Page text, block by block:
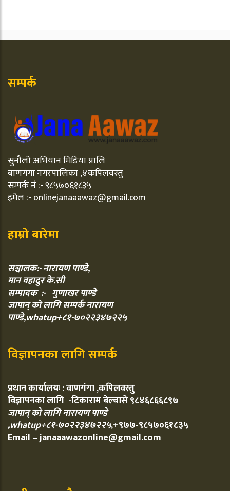
सम्पर्क
सुनौलो अभियान मिडिया प्रालि
बाणगंगा नगरपालिका ,४कपिलवस्तु
सम्पर्क नं :- ९८५७०६१८३५
इमेल :- onlinejanaaawaz@gmail.com
हाम्रो बारेमा
सञ्चालक:- नारायण पाण्डे,
मान वहादुर के.सी
सम्पादक :- गुणाखर पाण्डे
जापान् को लागि सम्पर्क नारायण
पाण्डे,whatup+८१-७०२२३४७२२५
विज्ञापनका लागि सम्पर्क
प्रधान कार्यालयः : वाणगंगा ,कपिलवस्तु
विज्ञापनका लागि -टिकाराम बेल्बासे ९८४६८६६८९७
जापान् को लागि नारायण पाण्डे
,whatup+८१-७०२२३४७२२५,+९७७-९८५७०६१८३५
Email – janaaawazonline@gmail.com